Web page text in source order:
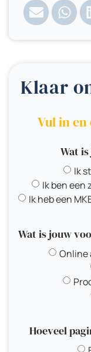
Klaar
Vul in
Wat
Ik
Ik ben een
Ik heb een
Wat is jouw
Online
Hoeveel